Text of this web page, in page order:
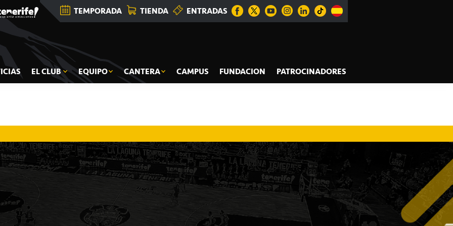
TEMPORADA TIENDA ENTRADAS
EL CLUB EQUIPO CANTERA CAMPUS FUNDACION
PATROCINADORES